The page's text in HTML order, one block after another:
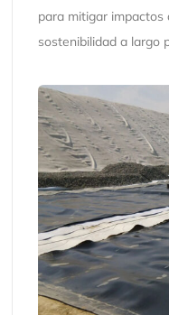
para mitigar
sostenibilidad a largo